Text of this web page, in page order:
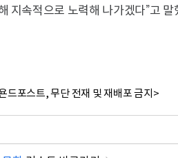
지속적으로 노력해 나가겠다”고 말
드포스트, 무단 전재 및 재배포 금지>